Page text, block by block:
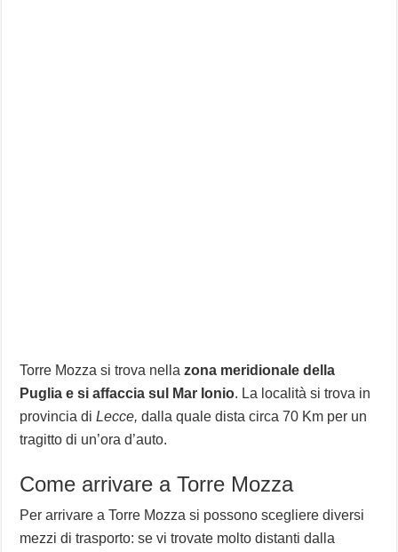
Torre Mozza si trova nellazona meridionale della
Puglia e si affaccia sul Mar Ionio. La località si trova in
provincia diLecce, dalla quale dista circa 70 Km per un
tragitto di un’ora d’auto.
Come arrivare a Torre Mozza
Per arrivare a Torre Mozza si possono scegliere diversi
mezzi di trasporto: se vi trovate molto distanti dalla